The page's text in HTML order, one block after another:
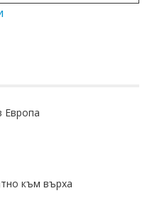
Европа
към върха